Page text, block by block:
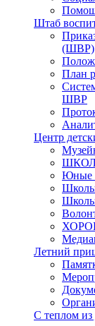
Штаб
(ШВР)
План
ШВР
Центр
Юные
Летний
С теплом из